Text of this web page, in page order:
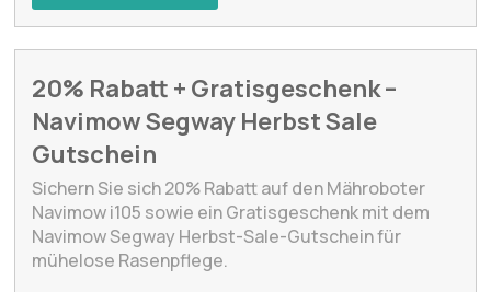
20% Rabatt + Gratisgeschenk –
Navimow Segway Herbst Sale
Gutschein
Sichern Sie sich 20% Rabatt auf den Mähroboter
Navimow i105 sowie ein Gratisgeschenk mit dem
Navimow Segway Herbst-Sale-Gutschein für
mühelose Rasenpflege.